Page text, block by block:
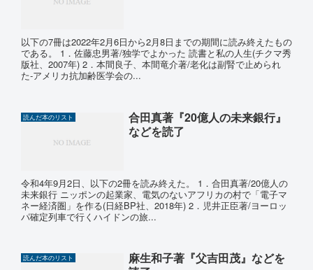
以下の7冊は2022年2月6日から2月8日までの期間に読み終えたもの
である。 1．佐藤忠男著/独学でよかった 読書と私の人生(チクマ秀
版社、2007年) 2．本間良子、本間竜介著/老化は副腎で止められ
た‐アメリカ抗加齢医学会の...
読んだ本のリスト
合田真著『20億人の未来銀行』
などを読了
令和4年9月2日、以下の2冊を読み終えた。 1．合田真著/20億人の
未来銀行 ニッポンの起業家、電気のないアフリカの村で「電子マ
ネー経済圏」を作る(日経BP社、2018年) 2．児井正臣著/ヨーロッ
パ確定列車で行くハイドンの旅...
読んだ本のリスト
麻生和子著『父吉田茂』などを